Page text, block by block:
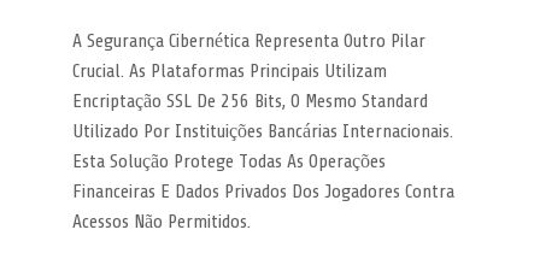
A Segurança Cibernética Representa Outro Pilar
Crucial. As Plataformas Principais Utilizam
Encriptação SSL De 256 Bits, O Mesmo Standard
Utilizado Por Instituições Bancárias Internacionais.
Esta Solução Protege Todas As Operações
Financeiras E Dados Privados Dos Jogadores Contra
Acessos Não Permitidos.